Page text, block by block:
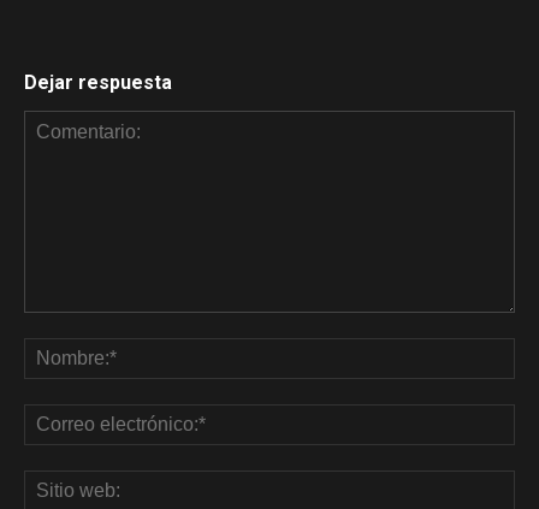
Dejar respuesta